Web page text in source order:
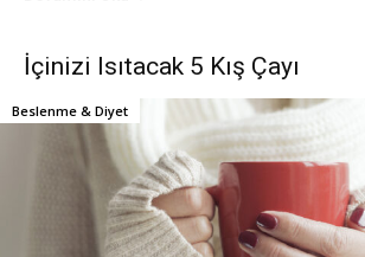
İçinizi Isıtacak 5 Kış Çayı
Beslenme & Diyet